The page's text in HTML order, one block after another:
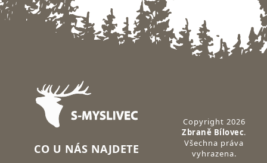
Zápatí
CO U NÁS NAJDETE
Copyright 2026
Zbraně Bílovec.
Všechna práva
vyhrazena.